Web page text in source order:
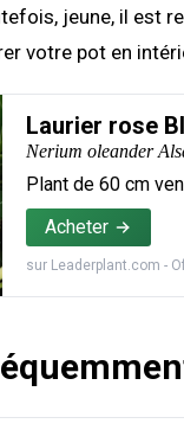
jeune, il est
votre pot en
Laurier rose
Nerium oleander
Plant de 60 cm
Acheter
sur Leaderplant.com -